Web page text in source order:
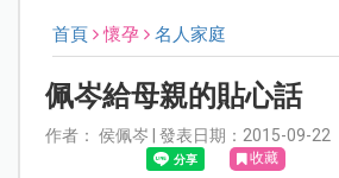
首頁 懷孕 名人家庭
佩岑給母親的貼心話
作者： 侯佩岑 | 發表日期：2015-09-22
收藏